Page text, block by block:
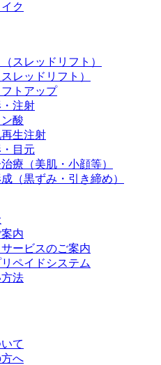
ク
スレッドリフト）
レッドリフト）
トアップ
注射
酸
生注射
目元
療（美肌・小顔等）
（黒ずみ・引き締め）
内
ービスのご案内
ペイドシステム
法
て
へ